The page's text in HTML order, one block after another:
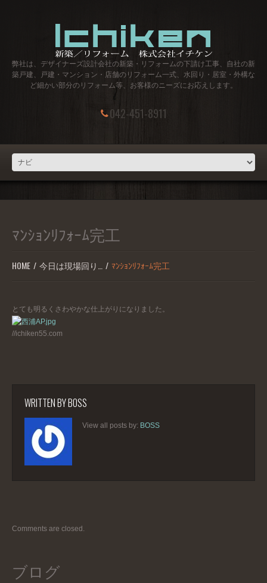
弊社は、デザイナーズ設計会社の新築・リフォームの下請け工事、自社の新
築戸建、戸建・マンション・店舗のリフォーム一式、水回り・居室・外構な
ど細かい部分のリフォーム等、お客様のニーズにお応えします。
042-451-8911
ﾏﾝｼｮﾝﾘﾌｫｰﾑ完工
HOME 今日は現場回り… ﾏﾝｼｮﾝﾘﾌｫｰﾑ完工
とても明るくさわやかな仕上がりになりました。
//ichiken55.com
WRITTEN BYBOSS
View all posts by: BOSS
Comments are closed.
ブログ